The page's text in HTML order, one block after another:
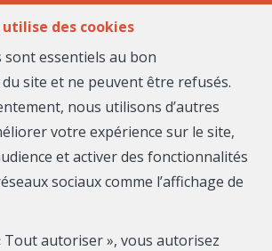
MENU
votre
bien
des cookies
sont essentiels au bon
site et ne peuvent être refusés.
nous utilisons d’autres
votre expérience sur le site,
et activer des fonctionnalités
sociaux comme l’affichage de
Tout autoriser », vous autorisez